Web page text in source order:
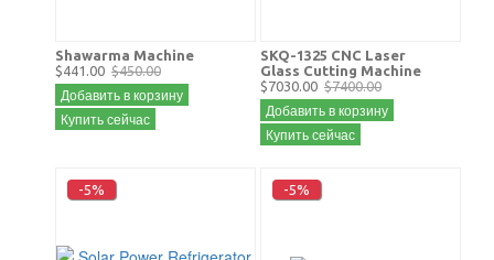
Shawarma Machine
$441.00 $450.00
Добавить в корзину
Купить сейчас
SKQ-1325 CNC Laser
Glass Cutting Machine
$7030.00 $7400.00
Добавить в корзину
Купить сейчас
-5% -5%